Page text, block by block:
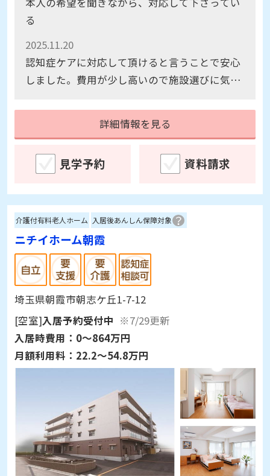
る
2025.11.20
認知症ケアに対応して頂けると言うことで安心
しました。費用が少し高いので施設選びに気に
かったです。
詳細情報を見る
見学予約 資料請求
介護付有料老人ホーム 入居後あんしん保障対象
ニチイホーム朝霞
埼玉県朝霞市朝志ケ丘1-7-12
[空室]入居予約受付中 ※7/29更新
入居時費用： 0～864万円
月額利用料： 22.2～54.8万円